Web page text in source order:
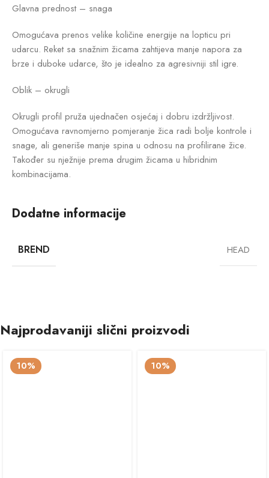
Glavna prednost – snaga
Omogućava prenos velike količine energije na lopticu pri
udarcu. Reket sa snažnim žicama zahtijeva manje napora za
brze i duboke udarce, što je idealno za agresivniji stil igre.
Oblik – okrugli
Okrugli profil pruža ujednačen osjećaj i dobru izdržljivost.
Omogućava ravnomjerno pomjeranje žica radi bolje kontrole i
snage, ali generiše manje spina u odnosu na profilirane žice.
Također su nježnije prema drugim žicama u hibridnim
kombinacijama.
Dodatne informacije
BREND HEAD
Najprodavaniji slični proizvodi
10% 10%